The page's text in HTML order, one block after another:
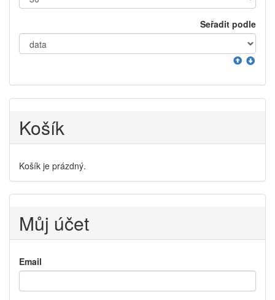
Seřadit podle
Košík
Košík je prázdný.
Můj účet
Email